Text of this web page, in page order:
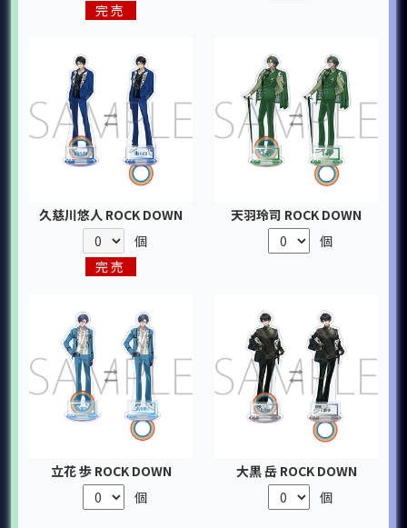
完売
久慈川悠人 ROCK DOWN
個
完売
天羽玲司 ROCK DOWN
個
立花 歩 ROCK DOWN
個
大黒 岳 ROCK DOWN
個